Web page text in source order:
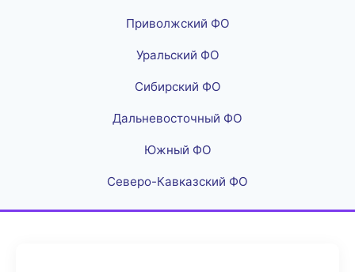
Приволжский ФО
Уральский ФО
Сибирский ФО
Дальневосточный ФО
Южный ФО
Северо-Кавказский ФО